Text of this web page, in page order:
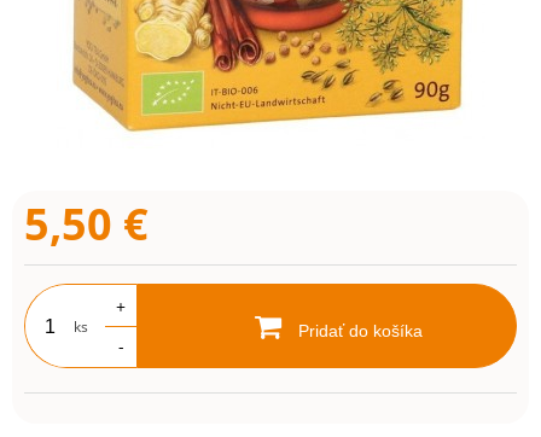
5,50 €
ks
+
-
Pridať do košíka